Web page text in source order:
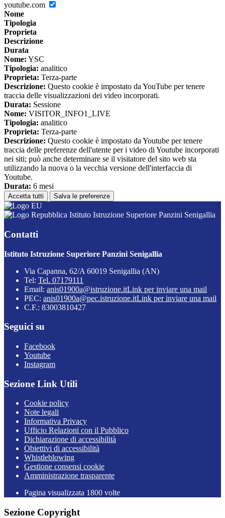
youtube.com
Nome
Tipologia
Proprieta
Descrizione
Durata
Nome: YSC
Tipologia: analitico
Proprieta: Terza-parte
Descrizione: Questo cookie è impostato da YouTube per tenere
traccia delle visualizzazioni dei video incorporati.
Durata: Sessione
Nome: VISITOR_INFO1_LIVE
Tipologia: analitico
Proprieta: Terza-parte
Descrizione: Questo cookie è impostato da Youtube per tenere
traccia delle preferenze dell'utente per i video di Youtube incorporati
nei siti; può anche determinare se il visitatore del sito web sta
utilizzando la nuova o la vecchia versione dell'interfaccia di
Youtube.
Durata: 6 mesi
Accetta tutti Salva le preferenze
Istituto Istruzione Superiore Panzini Senigallia
Contatti
Istituto Istruzione Superiore Panzini Senigallia
Via Capanna, 62/A 60019 Senigallia (AN)
Tel: Tel. 07179111
Email: anis01900a@istruzione.itLink per inviare una mail
PEC: anis01900a@pec.istruzione.itLink per inviare una mail
C.F.: 83003810427
Seguici su
Facebook
Youtube
Instagram
Sezione Link Utili
Cookie policy
Note legali
Informativa Privacy
Ufficio Relazioni con il Pubblico
Dichiarazione di accessibilità
Obiettivi di accessibilità
Whistleblowing
Gestione consensi cookie
Amministrazione trasparente
Pagina visualizzata 1800 volte
Sezione Copyright